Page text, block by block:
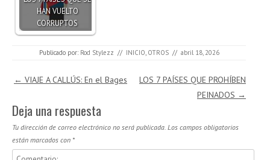
HAN VUELTO
CORRUPTOS
Publicado por: Rod Stylezz // INICIO OTROS // abril 18, 2026
Navegación de entradas
← VIAJE A CALLÚS: En el Bages
LOS 7 PAÍSES QUE PROHÍBEN
PEINADOS →
Deja una respuesta
Tu dirección de correo electrónico no será publicada. Los campos obligatorios
están marcados con *